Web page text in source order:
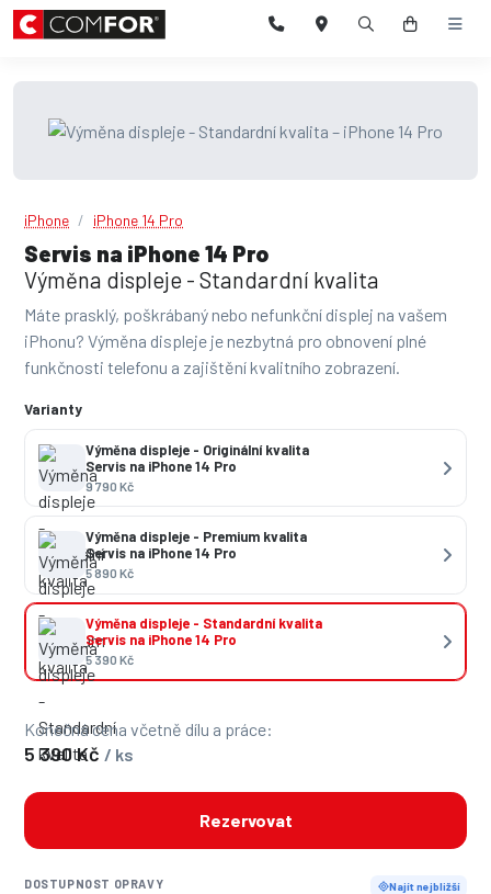
iPhone iPhone 14 Pro
Servis na iPhone 14 Pro
Výměna displeje - Standardní kvalita
Máte prasklý, poškrábaný nebo nefunkční displej na vašem
iPhonu? Výměna displeje je nezbytná pro obnovení plné
funkčnosti telefonu a zajištění kvalitního zobrazení.
Varianty
Výměna displeje - Originální kvalita
Servis na iPhone 14 Pro
9 790 Kč
Výměna displeje - Premium kvalita
Servis na iPhone 14 Pro
5 890 Kč
Výměna displeje - Standardní kvalita
Servis na iPhone 14 Pro
5 390 Kč
Konečná cena včetně dílu a práce:
5 390 Kč / ks
Rezervovat
DOSTUPNOST OPRAVY Najít nejbližší